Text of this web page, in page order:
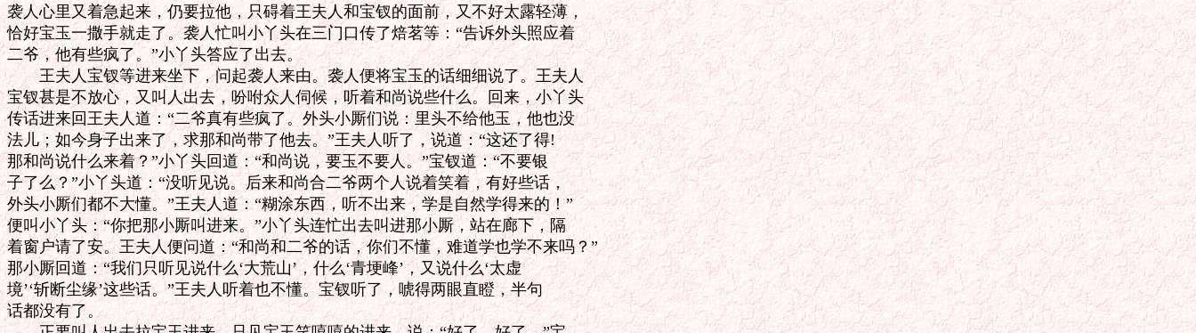
袭人心里又着急起来，仍要拉他，只碍着王夫人和宝钗的面前，又不好太露轻薄，
恰好宝玉一撒手就走了。袭人忙叫小丫头在三门口传了焙茗等：“告诉外头照应着
二爷，他有些疯了。”小丫头答应了出去。
王夫人宝钗等进来坐下，问起袭人来由。袭人便将宝玉的话细细说了。王夫人
宝钗甚是不放心，又叫人出去，吩咐众人伺候，听着和尚说些什么。回来，小丫头
传话进来回王夫人道：“二爷真有些疯了。外头小厮们说：里头不给他玉，他也没
法儿；如今身子出来了，求那和尚带了他去。”王夫人听了，说道：“这还了得!
那和尚说什么来着？”小丫头回道：“和尚说，要玉不要人。”宝钗道：“不要银
子了么？”小丫头道：“没听见说。后来和尚合二爷两个人说着笑着，有好些话，
外头小厮们都不大懂。”王夫人道：“糊涂东西，听不出来，学是自然学得来的！”
便叫小丫头：“你把那小厮叫进来。”小丫头连忙出去叫进那小厮，站在廊下，隔
着窗户请了安。王夫人便问道：“和尚和二爷的话，你们不懂，难道学也学不来吗？”
那小厮回道：“我们只听见说什么‘大荒山’，什么‘青埂峰’，又说什么‘太虚
境’‘斩断尘缘’这些话。”王夫人听着也不懂。宝钗听了，唬得两眼直瞪，半句
话都没有了。